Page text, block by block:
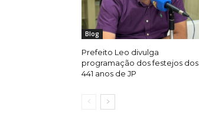
Blog
Prefeito Leo divulga
programação dos festejos dos
441 anos de JP